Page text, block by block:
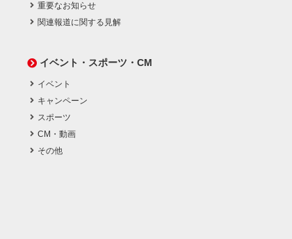
重要なお知らせ
関連報道に関する見解
イベント・スポーツ・CM
イベント
キャンペーン
スポーツ
CM・動画
その他